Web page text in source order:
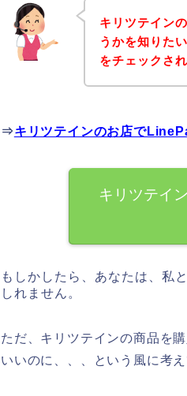
キリツテイン
うかを知りた
をチェックさ
⇒キリツテインのお店で
キリツテイ
もしかしたら、あなたは、私
しれません。
ただ、キリツテインの商品を
いいのに、、、という風に考